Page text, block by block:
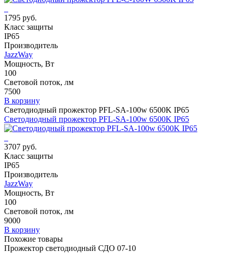
1795 руб.
Класс защиты
IP65
Производитель
JazzWay
Мощность, Вт
100
Световой поток, лм
7500
В корзину
Светодиодный прожектор PFL-SA-100w 6500K IP65
Светодиодный прожектор PFL-SA-100w 6500K IP65
3707 руб.
Класс защиты
IP65
Производитель
JazzWay
Мощность, Вт
100
Световой поток, лм
9000
В корзину
Похожие товары
Прожектор светодиодный СДО 07-10